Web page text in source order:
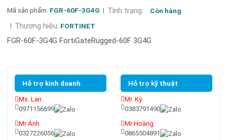
Mã sản phẩm: FGR-60F-3G4G Tình trạng: Còn hàng
Thương hiệu: FORTINET
FGR-60F-3G4G FortiGateRugged-60F 3G4G
Hỗ trợ kinh doanh
Ms. Lan
0971156699
Mr Ánh
0327226056
Hỗ trợ kỹ thuật
Mr. Kỳ
0383791490
Mr Hoàng
0865504891